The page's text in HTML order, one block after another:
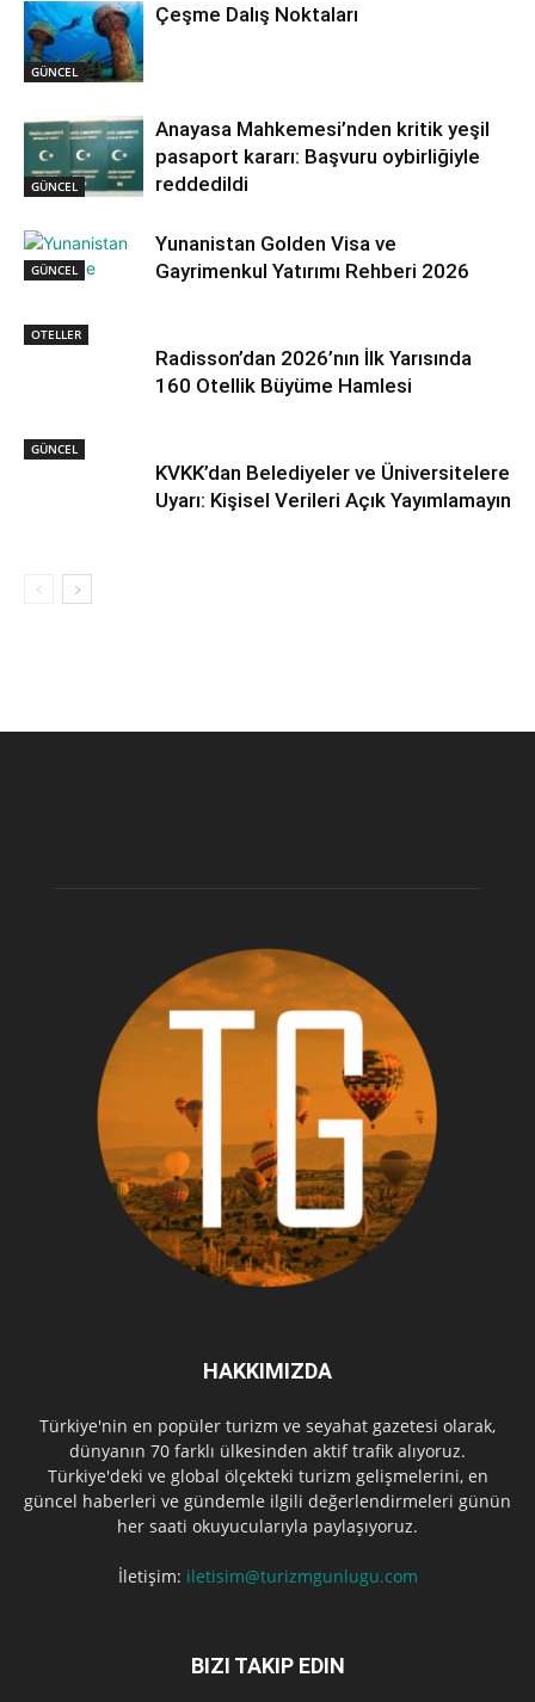
GÜNCEL
Çeşme Dalış Noktaları
GÜNCEL
Anayasa Mahkemesi’nden kritik yeşil
pasaport kararı: Başvuru oybirliğiyle
reddedildi
GÜNCEL
Yunanistan Golden Visa ve
Gayrimenkul Yatırımı Rehberi 2026
OTELLER
Radisson’dan 2026’nın İlk Yarısında
160 Otellik Büyüme Hamlesi
GÜNCEL
KVKK’dan Belediyeler ve Üniversitelere
Uyarı: Kişisel Verileri Açık Yayımlamayın
HAKKIMIZDA
Türkiye'nin en popüler turizm ve seyahat gazetesi olarak,
dünyanın 70 farklı ülkesinden aktif trafik alıyoruz.
Türkiye'deki ve global ölçekteki turizm gelişmelerini, en
güncel haberleri ve gündemle ilgili değerlendirmeleri günün
her saati okuyucularıyla paylaşıyoruz.
İletişim: iletisim@turizmgunlugu.com
BIZI TAKIP EDIN